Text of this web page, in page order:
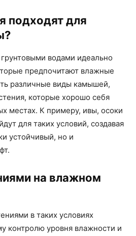
подходят для
водами идеально
предпочитают влажные
различные виды камышей,
которые хорошо себя
местах. К примеру, ивы, осоки
для таких условий, создавая
устойчивый, но и
на влажном
в таких условиях
контролю уровня влажности и